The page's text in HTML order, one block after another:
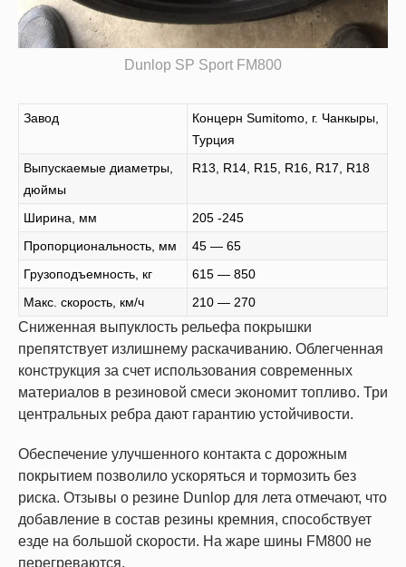
Dunlop SP Sport FM800
Завод
Концерн Sumitomo, г. Чанкыры,
Турция
Выпускаемые диаметры,
дюймы
R13, R14, R15, R16, R17, R18
Ширина, мм
205 -245
Пропорциональность, мм
45 — 65
Грузоподъемность, кг
615 — 850
Макс. скорость, км/ч
210 — 270
Сниженная выпуклость рельефа покрышки
препятствует излишнему раскачиванию. Облегченная
конструкция за счет использования современных
материалов в резиновой смеси экономит топливо. Три
центральных ребра дают гарантию устойчивости.
Обеспечение улучшенного контакта с дорожным
покрытием позволило ускоряться и тормозить без
риска. Отзывы о резине Dunlop для лета отмечают, что
добавление в состав резины кремния, способствует
езде на большой скорости. На жаре шины FM800 не
перегреваются.